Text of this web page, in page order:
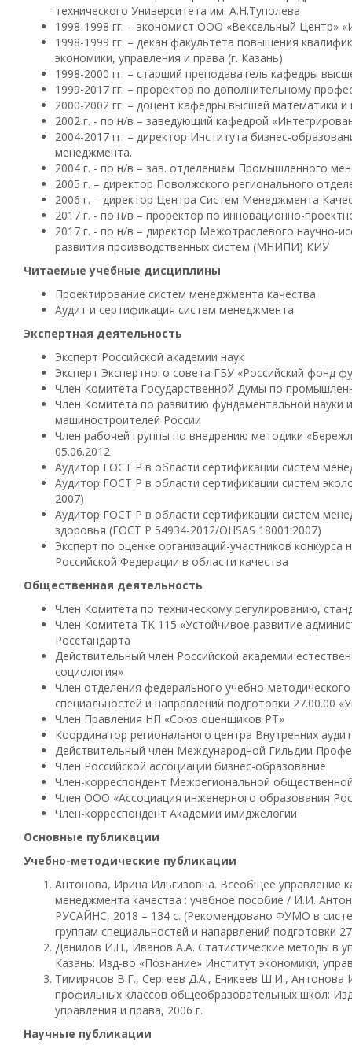
технического Университета им. А.Н.Туполева
1998-1998 гг. – экономист ООО «Вексельный Центр»
1998-1999 гг. – декан факультета повышения
экономики, управления и права (г. Казань)
1998-2000 гг. – старший преподаватель кафедры
1999-2017 гг. – проректор по дополнительному
2000-2002 гг. – доцент кафедры высшей математики
2002 г. - по н/в – заведующий кафедрой
2004-2017 гг. – директор Института бизнес-
менеджмента.
2004 г. - по н/в – зав. отделением Промышленного
2005 г. – директор Поволжского регионального
2006 г. – директор Центра Систем Менеджмента
2017 г. - по н/в – проректор по инновационно-
2017 г. - по н/в – директор Межотраслевого научно-
развития производственных систем (МНИПИ) КИУ
Читаемые учебные дисциплины
Проектирование систем менеджмента качества
Аудит и сертификация систем менеджмента
Экспертная деятельность
Эксперт Российской академии наук
Эксперт Экспертного совета ГБУ «Российский фонд
Член Комитета Государственной Думы по
Член Комитета по развитию фундаментальной науки
машиностроителей России
Член рабочей группы по внедрению методики
05.06.2012
Аудитор ГОСТ Р в области сертификации систем
Аудитор ГОСТ Р в области сертификации систем
2007)
Аудитор ГОСТ Р в области сертификации систем
здоровья (ГОСТ Р 54934-2012/OHSAS 18001:2007)
Эксперт по оценке организаций-участников
Российской Федерации в области качества
Общественная деятельность
Член Комитета по техническому регулированию,
Член Комитета ТК 115 «Устойчивое развитие
Росстандарта
Действительный член Российской академии
социология»
Член отделения федерального учебно-
специальностей и направлений подготовки 27.00.00
Член Правления НП «Союз оценщиков РТ»
Координатор регионального центра Внутренних
Действительный член Международной Гильдии
Член Российской ассоциации бизнес-образование
Член-корреспондент Межрегиональной
Член ООО «Ассоциация инженерного образования
Член-корреспондент Академии имиджелогии
Основные публикации
Учебно-методические публикации
Антонова, Ирина Ильгизовна. Всеобщее управление
менеджмента качества : учебное пособие / И.И.
РУСАЙНС, 2018 – 134 с. (Рекомендовано ФУМО в
группам специальностей и напарвлений подготовки
Данилов И.П., Иванов А.А. Статистические методы в
Казань: Изд-во «Познание» Институт экономики,
Тимирясов В.Г., Сергеев Д.А., Еникеев Ш.И.,
профильных классов общеобразовательных школ:
управления и права, 2006 г.
Научные публикации